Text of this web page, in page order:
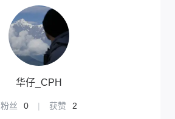
华仔_CPH
粉丝 0 | 获赞 2